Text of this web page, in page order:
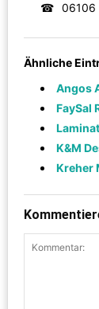
☎ 06106
Ähnliche
Angos
FaySal
K&M
Kreher